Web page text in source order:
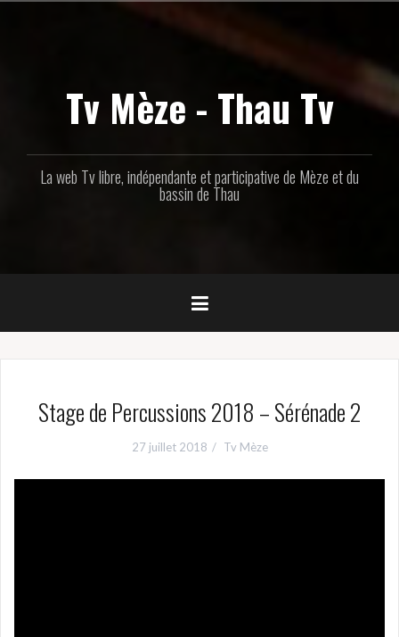
Tv Mèze - Thau Tv
La web Tv libre, indépendante et participative de Mèze et du
bassin de Thau
Stage de Percussions 2018 – Sérénade 2
27 juillet 2018 Tv Mèze